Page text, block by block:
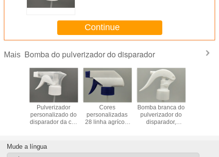
Continue
Mais Bomba do pulverizador do disparador
da
Pulverizador
personalizado do
disparador da cor
da mão com a
garrafa para
Cores
personalizadas
28 linha agrícola
bomba do
Bomba branca do
pulverizador do
disparador,
mão da água para
Mude a língua